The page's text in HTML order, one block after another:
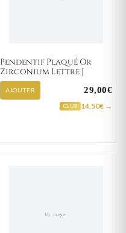
Pendentif Plaqué Or
Zirconium Lettre J
AJOUTER 29,00€
CLUB 14,50€ →